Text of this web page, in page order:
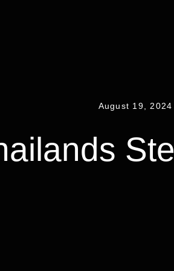
August 19, 2024